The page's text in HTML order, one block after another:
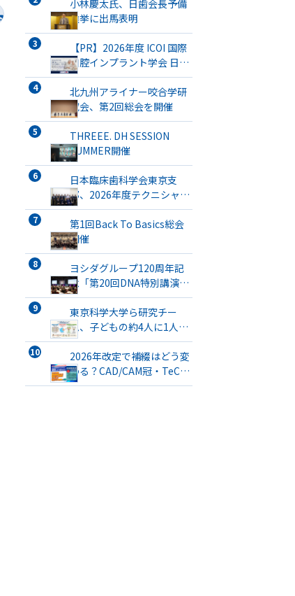
小林慶太氏、日歯会長予備
選挙に出馬表明
【PR】2026年度 ICOI 国際
口腔インプラント学会 日本
支部総会・学術大会開催
北九州アライナー咬合学研
究会、第2回総会を開催
THREEE. DH SESSION
SUMMER開催
日本臨床歯科学会東京支
部、2026年度テクニシャン
ミーティングを開催
第1回Back To Basics総会
開催
ヨシダグループ120周年記
念「第20回DNA特別講演
会」が開催
東京科学大学ら研究チー
ム、子どもの約4人に1人が
口腔機能発達不全症に該当
すると発表
2026年改定で補綴はどう変
わる？CAD/CAM冠・TeC・
義管／歯リハ1・チタンブリ